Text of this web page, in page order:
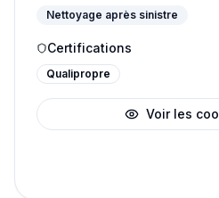
Nettoyage après sinistre
Certifications
Qualipropre
Voir les